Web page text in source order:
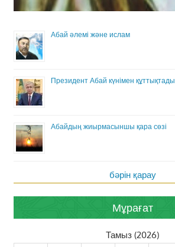
Абай әлемі және ислам
Президент Абай күнімен құттықтады
Абайдың жиырмасыншы қара сөзі
бәрін қарау
Мұрағат
Тамыз (2026)